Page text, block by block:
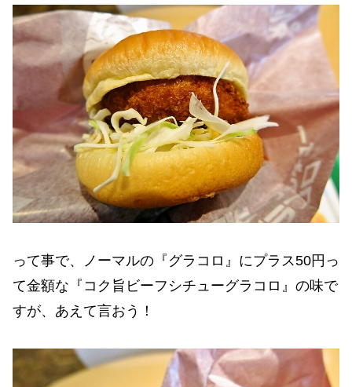
って事で、ノーマルの『グラコロ』にプラス50円っ
て金額な『コク旨ビーフシチューグラコロ』の味で
すが、あえて言おう！